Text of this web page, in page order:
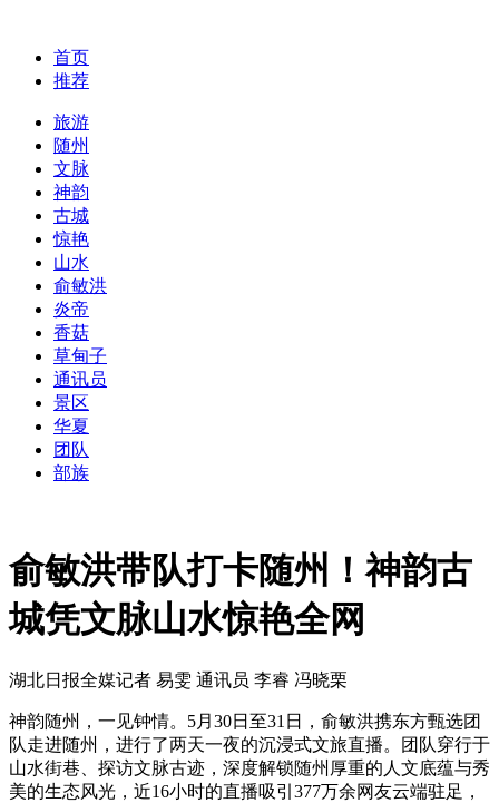
首页
推荐
旅游
随州
文脉
神韵
古城
惊艳
山水
俞敏洪
炎帝
香菇
草甸子
通讯员
景区
华夏
团队
部族
俞敏洪带队打卡随州！神韵古
城凭文脉山水惊艳全网
湖北日报全媒记者 易雯 通讯员 李睿 冯晓栗
神韵随州，一见钟情。5月30日至31日，俞敏洪携东方甄选团
队走进随州，进行了两天一夜的沉浸式文旅直播。团队穿行于
山水街巷、探访文脉古迹，深度解锁随州厚重的人文底蕴与秀
美的生态风光，近16小时的直播吸引377万余网友云端驻足，